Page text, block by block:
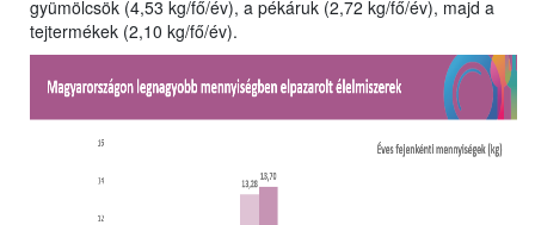
gyümölcsök (4,53 kg/fő/év), a pékáruk (2,72 kg/fő/év), majd a
tejtermékek (2,10 kg/fő/év).